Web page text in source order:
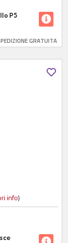
P5
GRATUITA
info)